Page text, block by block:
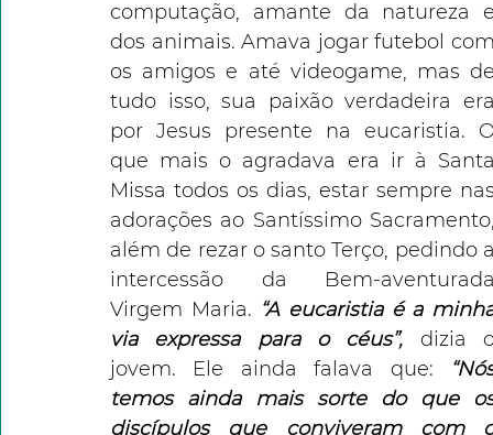
computação, amante da natureza
dos animais. Amava jogar futebol
os amigos e até videogame, mas
tudo isso, sua paixão verdadeira
por Jesus presente na eucaristia.
que mais o agradava era ir à
Missa todos os dias, estar sempre
adorações ao Santíssimo
além de rezar o santo Terço, pedindo
intercessão da Bem-
Virgem Maria. “A eucaristia é a
via expressa para o céus”,
dizia
jovem. Ele ainda falava que:
temos ainda mais sorte do que
discípulos que conviveram com